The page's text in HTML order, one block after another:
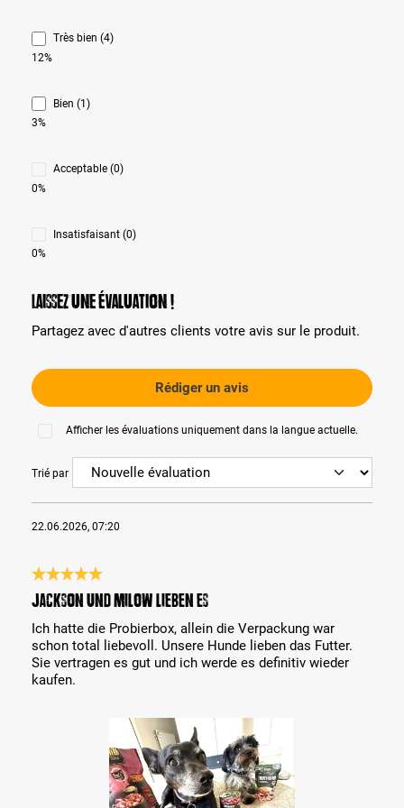
Très bien (4)
12%
Bien (1)
3%
Acceptable (0)
0%
Insatisfaisant (0)
0%
Laissez une évaluation !
Partagez avec d'autres clients votre avis sur le produit.
Rédiger un avis
Afficher les évaluations uniquement dans la langue actuelle.
Trié par
22.06.2026, 07:20
Évaluation avec une note de 5 sur 5 étoiles
Jackson und Milow lieben es
Ich hatte die Probierbox, allein die Verpackung war
schon total liebevoll. Unsere Hunde lieben das Futter.
Sie vertragen es gut und ich werde es definitiv wieder
kaufen.
Bildergalerie überspringen